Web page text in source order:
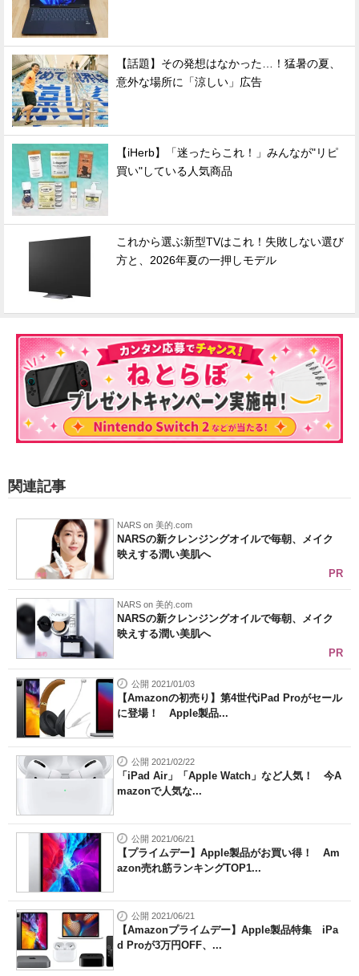
【話題】その発想はなかった…！猛暑の夏、
意外な場所に「涼しい」広告
【iHerb】「迷ったらこれ！」みんなが"リピ
買い"している人気商品
これから選ぶ新型TVはこれ！失敗しない選び
方と、2026年夏の一押しモデル
関連記事
NARS on 美的.com
NARSの新クレンジングオイルで毎朝、メイク
映えする潤い美肌へ
PR
NARS on 美的.com
NARSの新クレンジングオイルで毎朝、メイク
映えする潤い美肌へ
PR
公開 2021/01/03
【Amazonの初売り】第4世代iPad Proがセール
に登場！ Apple製品...
公開 2021/02/22
「iPad Air」「Apple Watch」など人気！ 今A
mazonで人気な...
公開 2021/06/21
【プライムデー】Apple製品がお買い得！ Am
azon売れ筋ランキングTOP1...
公開 2021/06/21
【Amazonプライムデー】Apple製品特集 iPa
d Proが3万円OFF、...